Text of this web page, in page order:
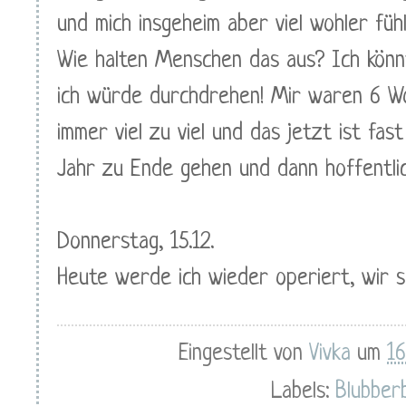
und mich insgeheim aber viel wohler
Wie halten Menschen das aus? Ich
ich würde durchdrehen! Mir waren 6
immer viel zu viel und das jetzt ist
Jahr zu Ende gehen und dann
Donnerstag, 15.12.
Heute werde ich wieder operiert, wir
Eingestellt vonVivka um
Labels: